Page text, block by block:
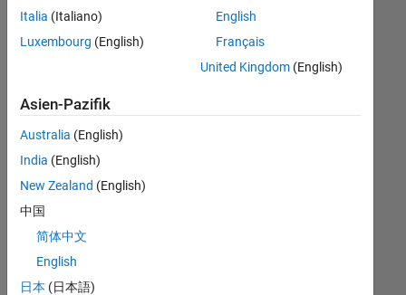
alle
Stellenangebote
anzeigen .
noch
keine
offenen
Stellen
können,
die
Ihren
Italia (Italiano)
Luxembourg (English)
English
Français
United Kingdom(English)
Asien-Pazifik
Australia (English)
India (English)
New Zealand (English)
中国
简体中文
English
日本 (日本語)